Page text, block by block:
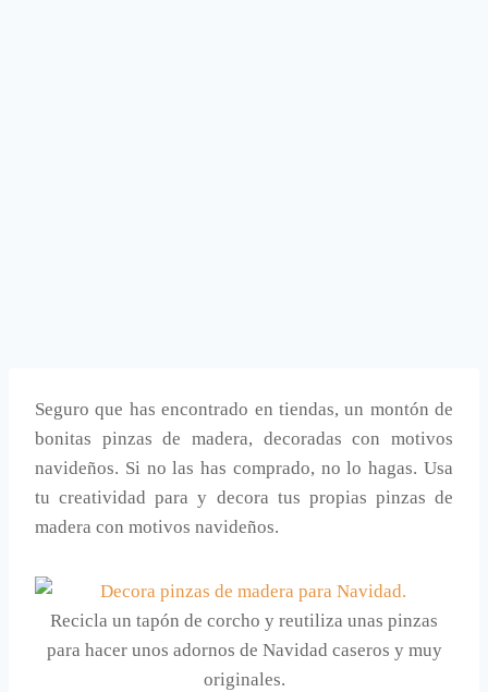
Seguro que has encontrado en tiendas, un montón de
bonitas pinzas de madera, decoradas con motivos
navideños. Si no las has comprado, no lo hagas. Usa
tu creatividad para y decora tus propias pinzas de
madera con motivos navideños.
Recicla un tapón de corcho y reutiliza unas pinzas
para hacer unos adornos de Navidad caseros y muy
originales.